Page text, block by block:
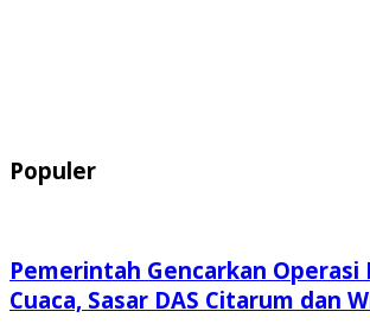
Populer
Pemerintah Gencarkan Operasi
Cuaca, Sasar DAS Citarum dan